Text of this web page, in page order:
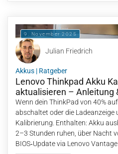
9. November 2025
Julian Friedrich
Akkus | Ratgeber
Lenovo Thinkpad Akku
aktualisieren – Anleitung
Wenn dein ThinkPad von 40%
abschaltet oder die Ladeanzeige
Kalibrierung. Enthalten: Akku
2–3 Stunden ruhen, über Nacht
BIOS‑Update via Lenovo Vantage